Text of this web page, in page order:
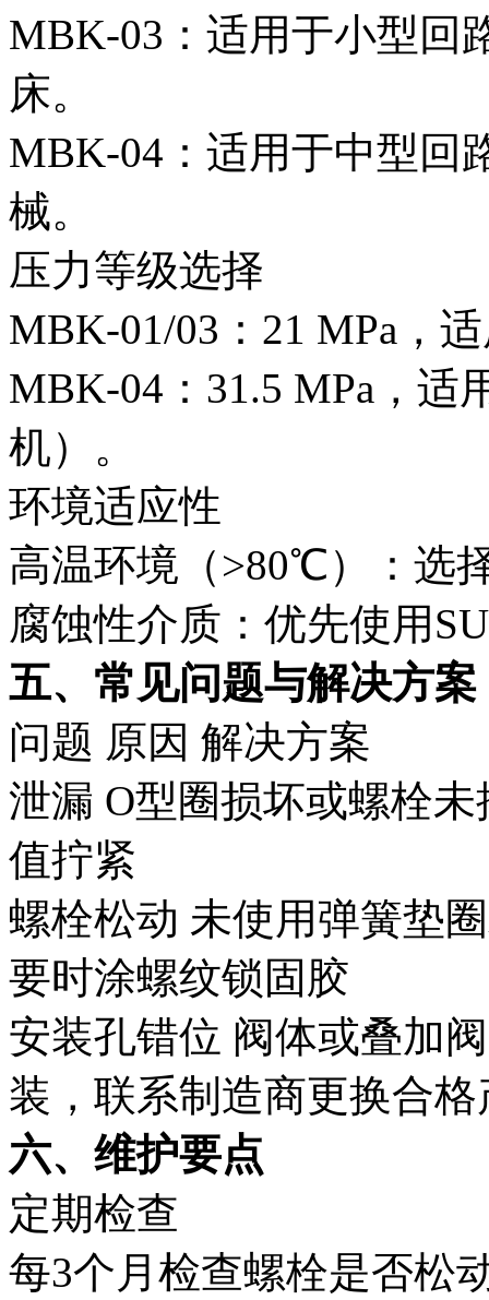
MBK-03：适用于小型回
床。
MBK-04：适用于中型回
械。
压力等级选择
MBK-01/03：21 MPa，
MBK-04：31.5 MPa，适
机）。
环境适应性
高温环境（>80℃）：选
腐蚀性介质：优先使用
五、常见问题与解决方案
问题 原因 解决方案
泄漏 O型圈损坏或螺栓未
值拧紧
螺栓松动 未使用弹簧垫
要时涂螺纹锁固胶
安装孔错位 阀体或叠加
装，联系制造商更换合格
六、维护要点
定期检查
每3个月检查螺栓是否松